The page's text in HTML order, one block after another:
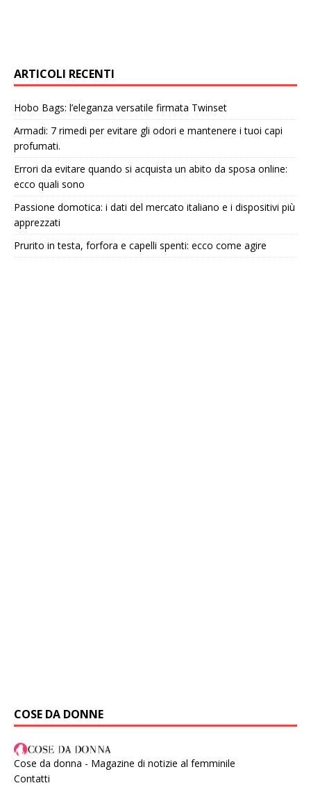
ARTICOLI RECENTI
Hobo Bags: l’eleganza versatile firmata Twinset
Armadi: 7 rimedi per evitare gli odori e mantenere i tuoi capi
profumati.
Errori da evitare quando si acquista un abito da sposa online:
ecco quali sono
Passione domotica: i dati del mercato italiano e i dispositivi più
apprezzati
Prurito in testa, forfora e capelli spenti: ecco come agire
COSE DA DONNE
Cose da donna - Magazine di notizie al femminile
Contatti